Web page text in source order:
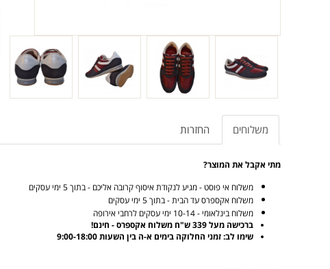
משלוחים החזרות
מתי אקבל את המוצר?
משלוח אי פוסט - מגיע לנקודת איסוף קרובה אליכם - בתוך 5 ימי עסקים
משלוח אקספרס עד הבית - בתוך 5 ימי עסקים
משלוח בינלאומי - 10-14 ימי עסקים לרחבי אירופה
ברכישה מעל 339 ש"ח משלוח אקספרס - חינם!
שימו לב: זמני החלוקה בימים א-ה בין השעות 9:00-18:00